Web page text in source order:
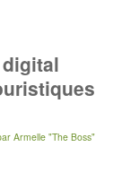
Armelle "The Boss"